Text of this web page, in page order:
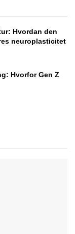
Hvordan den
neuroplasticitet
Hvorfor Gen Z